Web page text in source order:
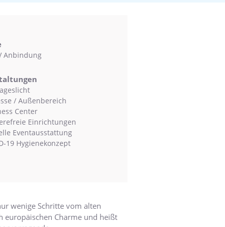
Anbindung
/ Außenbereich
Center
Einrichtungen
Eventausstattung
19 Hygienekonzept
wenige Schritte vom alten
europäischen Charme und heißt